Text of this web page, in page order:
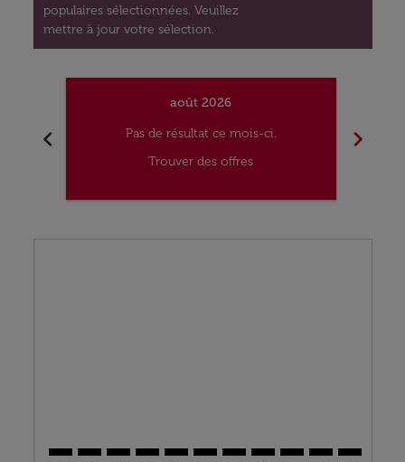
populaires sélectionnées. Veuillez
mettre à jour votre sélection.
chevron_left
août 2026
Pas de résultat ce mois-ci.
Trouver des offres
chevron_right